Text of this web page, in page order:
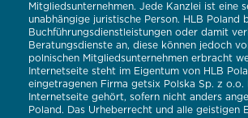
Mitgliedsunternehmen. Jede Kanzlei ist eine
unabhängige juristische Person. HLB Poland
Buchführungsdienstleistungen oder damit
Beratungsdienste an, diese können jedoch
polnischen Mitgliedsunternehmen erbracht
Internetseite steht im Eigentum von HLB
eingetragenen Firma getsix Polska Sp. z o.o.
Internetseite gehört, sofern nicht anders
Poland. Das Urheberrecht und alle geistigen